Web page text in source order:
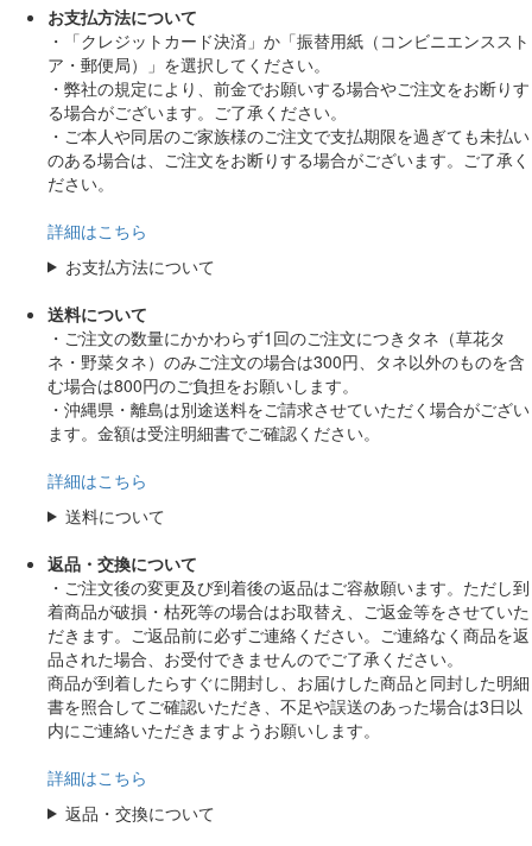
お支払方法について
・「クレジットカード決済」か「振替用紙（コンビニエンススト
ア・郵便局）」を選択してください。
・弊社の規定により、前金でお願いする場合やご注文をお断りす
る場合がございます。ご了承ください。
・ご本人や同居のご家族様のご注文で支払期限を過ぎても未払い
のある場合は、ご注文をお断りする場合がございます。ご了承く
ださい。
詳細はこちら
お支払方法について
送料について
・ご注文の数量にかかわらず1回のご注文につきタネ（草花タ
ネ・野菜タネ）のみご注文の場合は300円、タネ以外のものを含
む場合は800円のご負担をお願いします。
・沖縄県・離島は別途送料をご請求させていただく場合がござい
ます。金額は受注明細書でご確認ください。
詳細はこちら
送料について
返品・交換について
・ご注文後の変更及び到着後の返品はご容赦願います。ただし到
着商品が破損・枯死等の場合はお取替え、ご返金等をさせていた
だきます。ご返品前に必ずご連絡ください。ご連絡なく商品を返
品された場合、お受付できませんのでご了承ください。
商品が到着したらすぐに開封し、お届けした商品と同封した明細
書を照合してご確認いただき、不足や誤送のあった場合は3日以
内にご連絡いただきますようお願いします。
詳細はこちら
返品・交換について